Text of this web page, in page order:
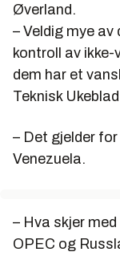
Øverland.
– Veldig mye
kontroll av
dem har et
Teknisk
– Det gjelder
Venezuela.
– Hva skjer
OPEC og